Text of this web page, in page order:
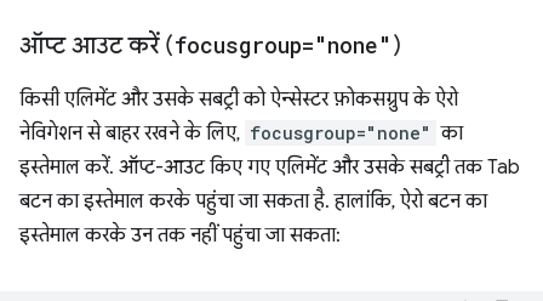
ऑप्ट आउट करें (focusgroup="none" )
किसी एलिमेंट और उसके सबट्री को ऐन्सेस्टर फ़ोकसग्रुप के ऐरो
नेविगेशन से बाहर रखने के लिए, focusgroup="none" का
इस्तेमाल करें. ऑप्ट-आउट किए गए एलिमेंट और उसके सबट्री तक Tab
बटन का इस्तेमाल करके पहुंचा जा सकता है. हालांकि, ऐरो बटन का
इस्तेमाल करके उन तक नहीं पहुंचा जा सकता: